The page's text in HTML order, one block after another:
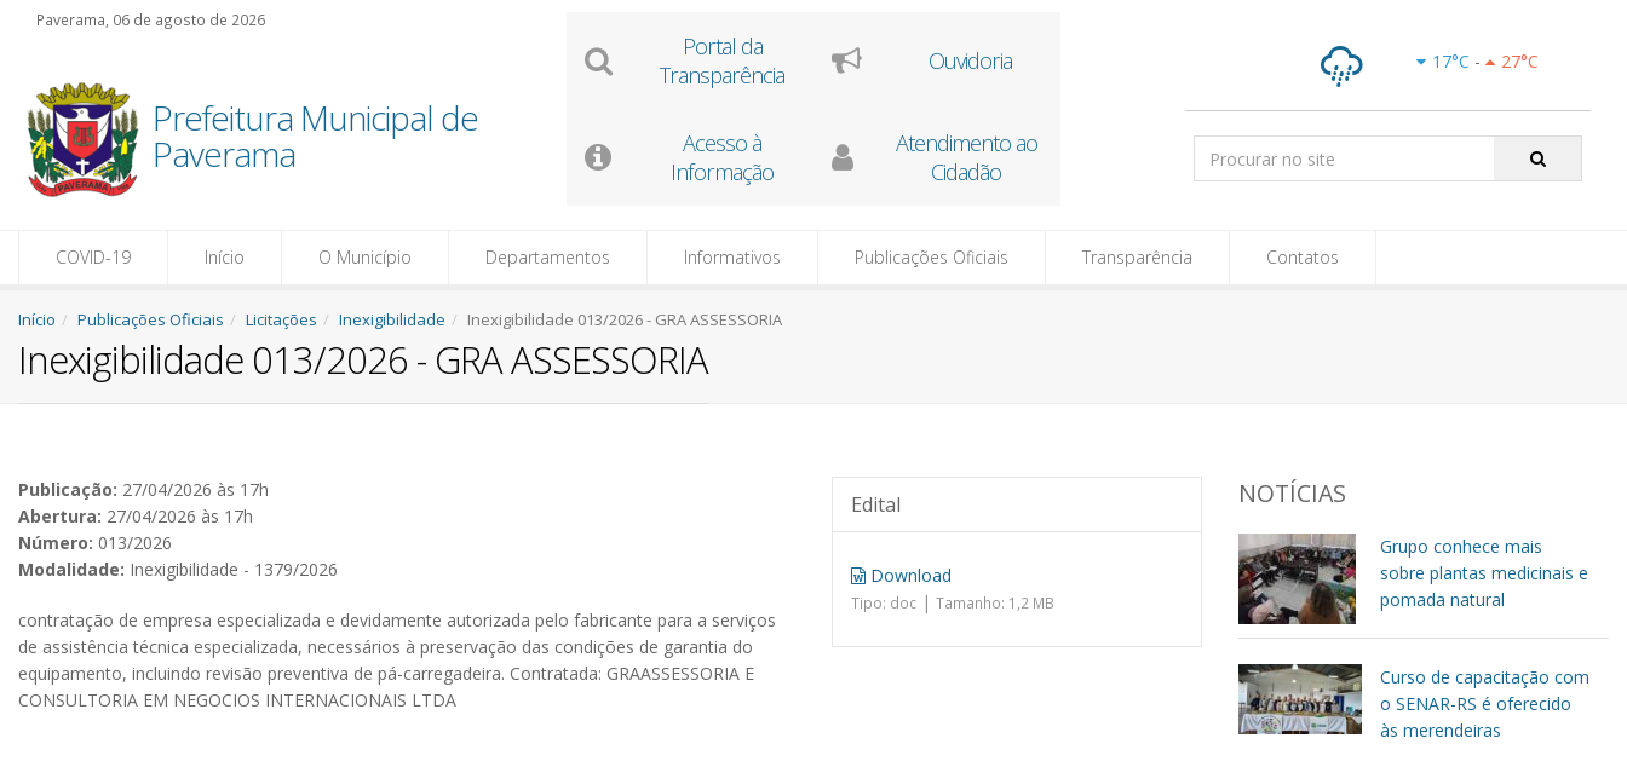
Paverama, 06 de agosto de 2026
Prefeitura Municipal de
Paverama
Portal da
Transparência
Ouvidoria
Acesso à
Informação
Atendimento ao
Cidadão
17°C - 27°C
Isoladas
Pesquisar:
COVID-19 Início O Município Departamentos Informativos Publicações Oficiais Transparência Contatos
Início Publicações Oficiais Licitações Inexigibilidade Inexigibilidade 013/2026 - GRA ASSESSORIA
Inexigibilidade 013/2026 - GRA ASSESSORIA
Publicação: 27/04/2026 às 17h
Abertura: 27/04/2026 às 17h
Número: 013/2026
Modalidade: Inexigibilidade - 1379/2026
contratação de empresa especializada e devidamente autorizada pelo fabricante para a serviços
de assistência técnica especializada, necessários à preservação das condições de garantia do
equipamento, incluindo revisão preventiva de pá-carregadeira. Contratada: GRAASSESSORIA E
CONSULTORIA EM NEGOCIOS INTERNACIONAIS LTDA
Edital
Download
Tipo: doc | Tamanho: 1,2 MB
NOTÍCIAS
Grupo conhece mais
sobre plantas medicinais e
pomada natural
Curso de capacitação com
o SENAR-RS é oferecido
às merendeiras